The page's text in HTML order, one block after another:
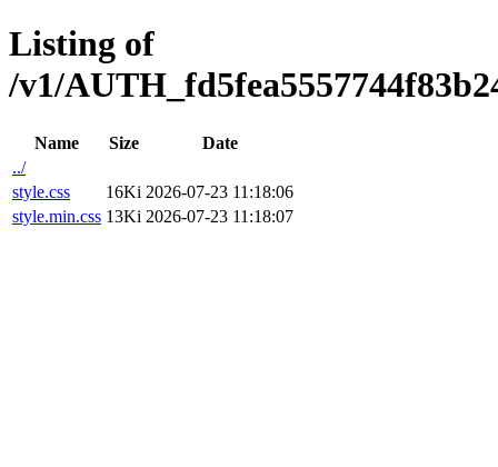
Listing of
/v1/
Name Size
Date
../
style.css
16Ki 2026-07-23 11:18:06
style.min.css 13Ki 2026-07-23 11:18:07